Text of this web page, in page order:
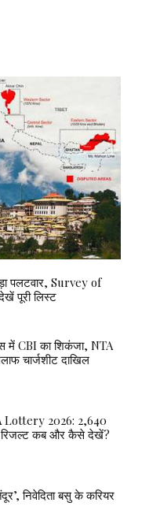
पलटवार, Survey of
पूरी लिस्ट
में CBI का शिकंजा, NTA
चार्जशीट दाखिल
Lottery 2026: 2,640
रिजल्ट कब और कैसे देखें?
निवेदिता बसु के करियर